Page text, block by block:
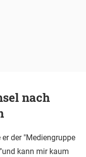
nach
der "Mediengruppe
kann mir kaum